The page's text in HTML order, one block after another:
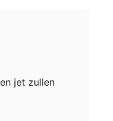
jet zullen